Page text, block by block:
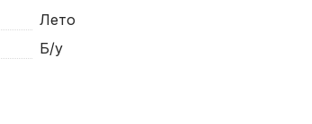
Лето
Б/у